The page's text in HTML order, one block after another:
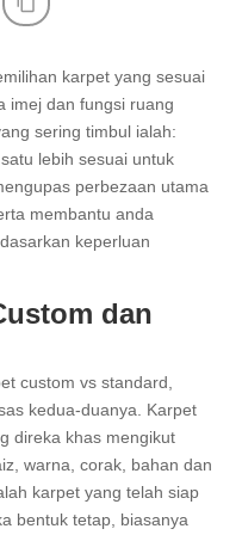
karpet yang sesuai
imej dan fungsi ruang
sering timbul ialah:
lebih sesuai untuk
perbezaan utama
membantu anda
keperluan
dan
custom vs standard,
kedua-duanya. Karpet
direka khas mengikut
warna, corak, bahan dan
karpet yang telah siap
bentuk tetap, biasanya